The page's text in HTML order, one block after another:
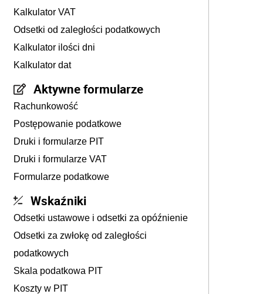
Kalkulator VAT
Odsetki od zaległości podatkowych
Kalkulator ilości dni
Kalkulator dat
Aktywne formularze
Rachunkowość
Postępowanie podatkowe
Druki i formularze PIT
Druki i formularze VAT
Formularze podatkowe
Wskaźniki
Odsetki ustawowe i odsetki za opóźnienie
Odsetki za zwłokę od zaległości
podatkowych
Skala podatkowa PIT
Koszty w PIT